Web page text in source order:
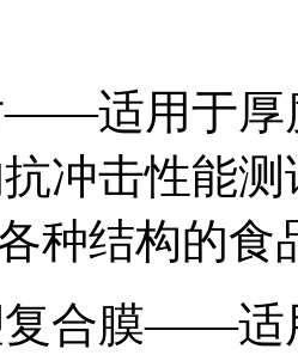
适用于厚
冲击性能
种结构的
合膜——适